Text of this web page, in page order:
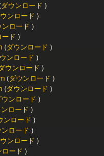
ダウンロード )
ンロード )
ンロード )
ド )
(ダウンロード )
ンロード )
ウンロード )
(ダウンロード )
(ダウンロード )
ウンロード )
ロード )
ンロード )
ンロード )
ンロード )
ロード )